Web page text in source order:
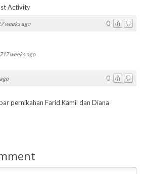
Activity
0
weeks ago
weeks ago
0
pernikahan Farid Kamil dan Diana